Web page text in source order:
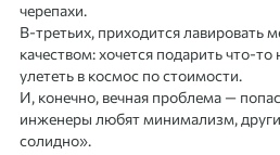
черепахи.
В-третьих, приходится лавировать
качеством: хочется подарить что-
улететь в космос по стоимости.
И, конечно, вечная проблема —
инженеры любят минимализм,
солидно».